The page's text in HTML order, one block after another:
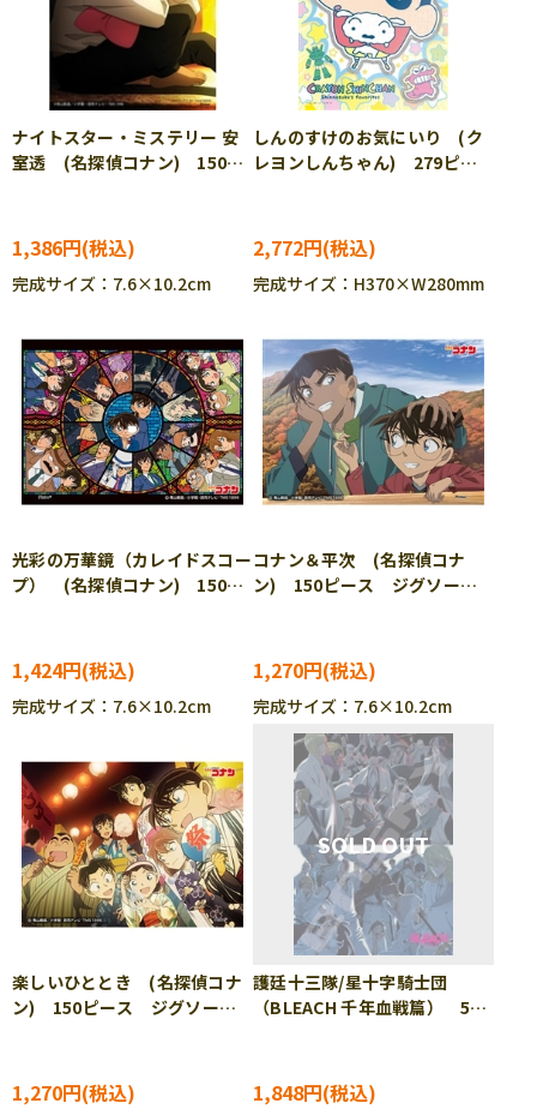
ナイトスター・ミステリー 安
室透 (名探偵コナン) 150ピ
1,386円
完成サイズ：7.6×10.2cm
しんのすけのお気にいり (ク
レヨンしんちゃん) 279ピー
2,772円
完成サイズ：H370×W280mm
光彩の万華鏡（カレイドスコー
プ） (名探偵コナン) 150ピ
1,424円
完成サイズ：7.6×10.2cm
コナン＆平次 (名探偵コナ
ン) 150ピース ジグソーパ
1,270円
完成サイズ：7.6×10.2cm
楽しいひととき (名探偵コナ
ン) 150ピース ジグソーパ
1,270円
護廷十三隊/星十字騎士団
（BLEACH 千年血戦篇） 500
1,848円